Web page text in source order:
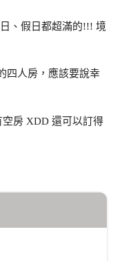
、假日都超滿的!!! 境
四人房，應該要說幸
房 XDD 還可以訂得